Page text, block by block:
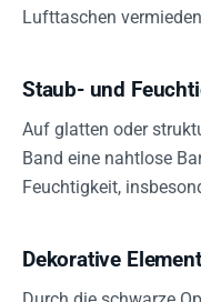
Lufttaschen
Staub- und
Auf glatten oder
Band eine nahtlose
Feuchtigkeit,
Dekorative